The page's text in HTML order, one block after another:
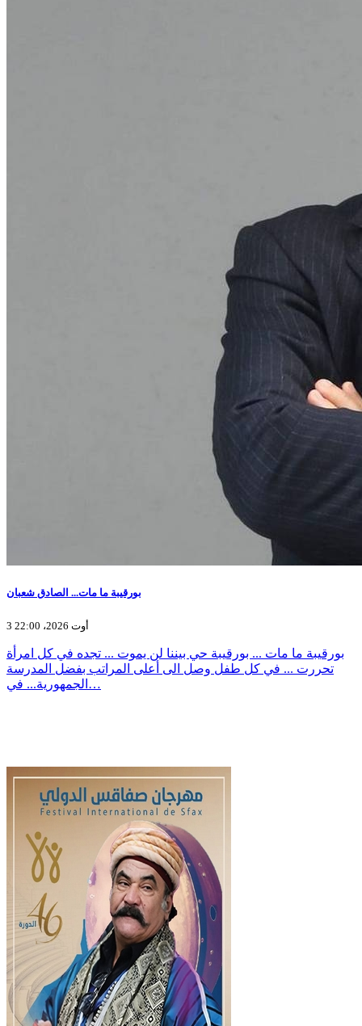
بورقيبة ما مات... الصادق شعبان
3 أوت 2026، 22:00
بورقيبة ما مات ... بورقيبة حي بيننا لن يموت ... تجده في كل امرأة
تحررت ... في كل طفل وصل الى أعلى المراتب بفضل المدرسة
الجمهورية... في…